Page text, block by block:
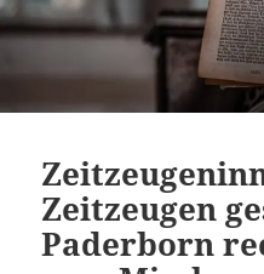
Zeitzeugen
Paderborn